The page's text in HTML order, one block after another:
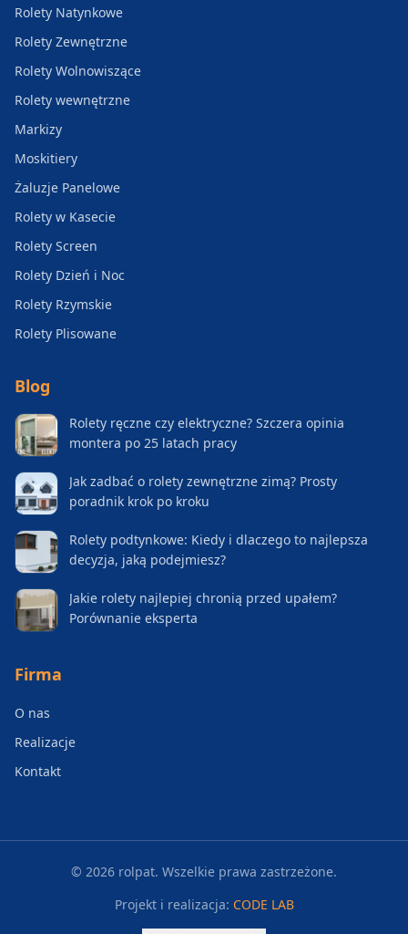
Rolety Natynkowe
Rolety Zewnętrzne
Rolety Wolnowiszące
Rolety wewnętrzne
Markizy
Moskitiery
Żaluzje Panelowe
Rolety w Kasecie
Rolety Screen
Rolety Dzień i Noc
Rolety Rzymskie
Rolety Plisowane
Blog
Rolety ręczne czy elektryczne? Szczera opinia
montera po 25 latach pracy
Jak zadbać o rolety zewnętrzne zimą? Prosty
poradnik krok po kroku
Rolety podtynkowe: Kiedy i dlaczego to najlepsza
decyzja, jaką podejmiesz?
Jakie rolety najlepiej chronią przed upałem?
Porównanie eksperta
Firma
O nas
Realizacje
Kontakt
© 2026 rolpat. Wszelkie prawa zastrzeżone.
Projekt i realizacja: CODE LAB